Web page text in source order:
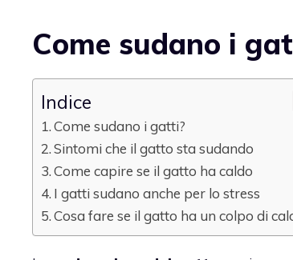
Come sudano i
Indice
Come sudano i gatti?
Sintomi che il gatto sta sudando
Come capire se il gatto ha caldo
I gatti sudano anche per lo stress
Cosa fare se il gatto ha un colpo di